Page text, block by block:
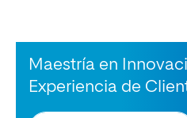
Maestría en
Experiencia de